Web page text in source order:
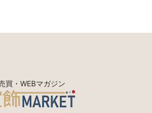
買・WEBマガジン